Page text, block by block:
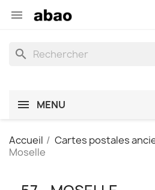

search
MENU
Accueil Cartes postales
Moselle